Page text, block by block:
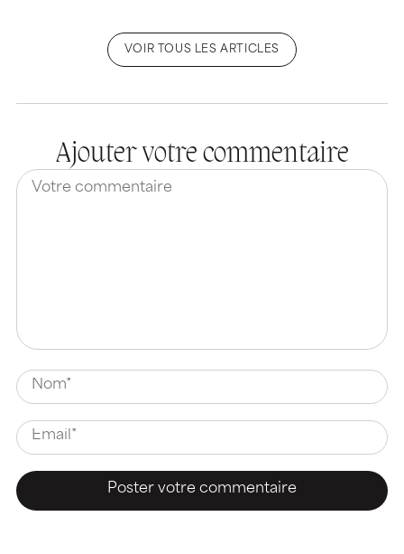
VOIR TOUS LES ARTICLES
Ajouter votre commentaire